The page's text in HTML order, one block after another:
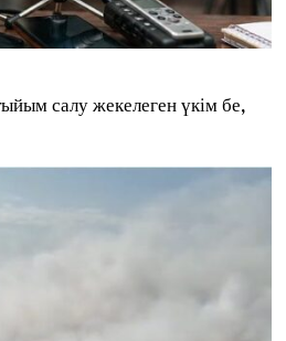
салу жекелеген үкім бе,